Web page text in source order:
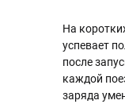
На
успевает
после
каждой
заряда